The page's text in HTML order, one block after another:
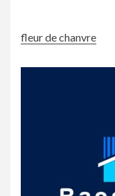
fleur de chanvre